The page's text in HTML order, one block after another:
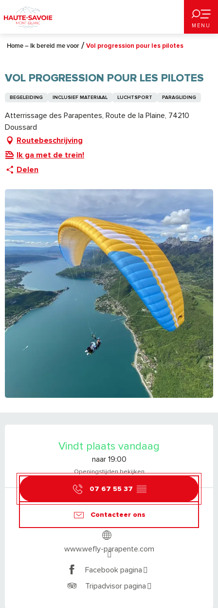
au
contenu
principal
MENU
Home – Ik bereid me voor Vol progression pour les pilotes
VOL PROGRESSION POUR LES PILOTES
BEGELEIDING INCLUSIEF MATERIAAL LUCHTSPORT PARAGLIDING
Atterrissage des Parapentes, Route de la Plaine, 74210
Doussard
Routebeschrijving
Ik ga met de trein!
Delen
Vindt plaats vandaag
naar 19:00
Openingstijden bekijken
07 67 55 37 ▒▒
Contacteer ons
www.wefly-parapente.com
Facebook pagina
Tripadvisor pagina